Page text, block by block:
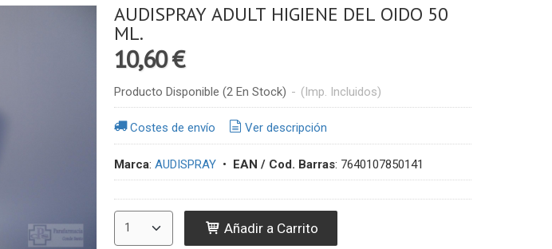
AUDISPRAY ADULT HIGIENE DEL OIDO 50
ML.
10,60 €
Producto Disponible (2 En Stock) - (Imp. Incluidos)
Costes de envío Ver descripción
Marca: AUDISPRAY• EAN / Cod. Barras: 7640107850141
Añadir a Carrito